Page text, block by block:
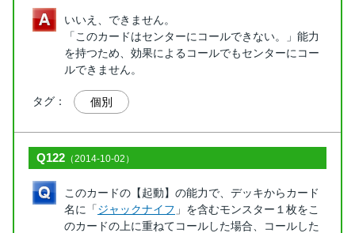
いいえ、できません。
「このカードはセンターにコールできない。」能力
を持つため、効果によるコールでもセンターにコー
ルできません。
タグ： 個別
Q122 （2014-10-02）
このカードの【起動】の能力で、デッキからカード
名に「ジャックナイフ 」を含むモンスター１枚をこ
のカードの上に重ねてコールした場合、コールした